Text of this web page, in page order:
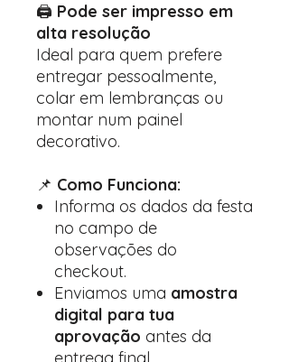
🖨️ Pode ser impresso em
alta resolução
Ideal para quem prefere
entregar pessoalmente,
colar em lembranças ou
montar num painel
decorativo.
📌 Como Funciona:
Informa os dados da festa
no campo de
observações do
checkout.
Enviamos uma amostra
digital para tua
aprovação antes da